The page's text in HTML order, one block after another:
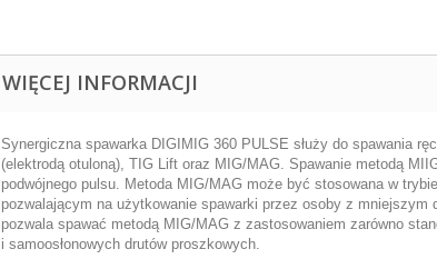
WIĘCEJ INFORMACJI
Synergiczna spawarka DIGIMIG 360 PULSE służy do spawania
(elektrodą otuloną), TIG Lift oraz MIG/MAG. Spawanie metodą
podwójnego pulsu. Metoda MIG/MAG może być stosowana w
pozwalającym na użytkowanie spawarki przez osoby z
pozwala spawać metodą MIG/MAG z zastosowaniem zarówno
i samoosłonowych drutów proszkowych.